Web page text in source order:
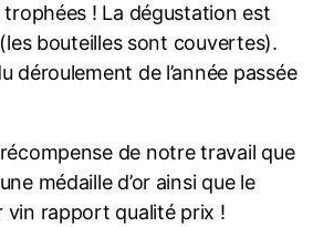
trophées ! La dégustation est
(les bouteilles sont couvertes).
déroulement de l’année passée
de notre travail que
médaille d’or ainsi que le
vin rapport qualité prix !